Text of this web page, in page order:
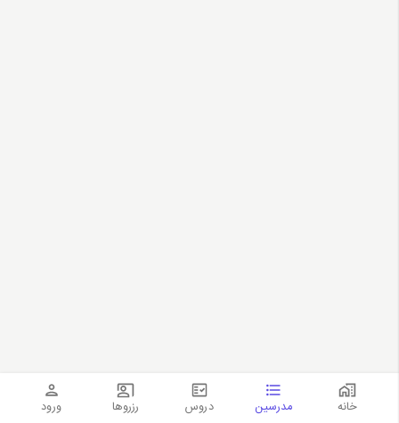
خانه مدرسین دروس رزروها ورود